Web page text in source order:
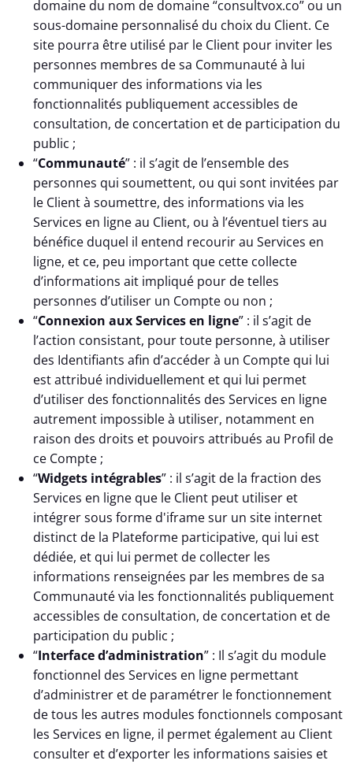
domaine du nom de domaine “consultvox.co” ou un
sous-domaine personnalisé du choix du Client. Ce
site pourra être utilisé par le Client pour inviter les
personnes membres de sa Communauté à lui
communiquer des informations via les
fonctionnalités publiquement accessibles de
consultation, de concertation et de participation du
public ;
“Communauté” : il s’agit de l’ensemble des
personnes qui soumettent, ou qui sont invitées par
le Client à soumettre, des informations via les
Services en ligne au Client, ou à l’éventuel tiers au
bénéfice duquel il entend recourir au Services en
ligne, et ce, peu important que cette collecte
d’informations ait impliqué pour de telles
personnes d’utiliser un Compte ou non ;
“Connexion aux Services en ligne” : il s’agit de
l’action consistant, pour toute personne, à utiliser
des Identifiants afin d’accéder à un Compte qui lui
est attribué individuellement et qui lui permet
d’utiliser des fonctionnalités des Services en ligne
autrement impossible à utiliser, notamment en
raison des droits et pouvoirs attribués au Profil de
ce Compte ;
“Widgets intégrables” : il s’agit de la fraction des
Services en ligne que le Client peut utiliser et
intégrer sous forme d'iframe sur un site internet
distinct de la Plateforme participative, qui lui est
dédiée, et qui lui permet de collecter les
informations renseignées par les membres de sa
Communauté via les fonctionnalités publiquement
accessibles de consultation, de concertation et de
participation du public ;
“Interface d’administration” : Il s’agit du module
fonctionnel des Services en ligne permettant
d’administrer et de paramétrer le fonctionnement
de tous les autres modules fonctionnels composant
les Services en ligne, il permet également au Client
consulter et d’exporter les informations saisies et